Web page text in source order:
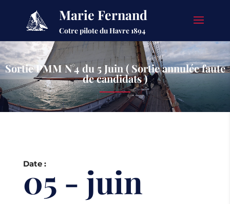
Marie Fernand
Cotre pilote du Havre 1894
Sortie PMM N°4 du 5 Juin ( Sortie annulée faute
de candidats )
Date :
05 - juin